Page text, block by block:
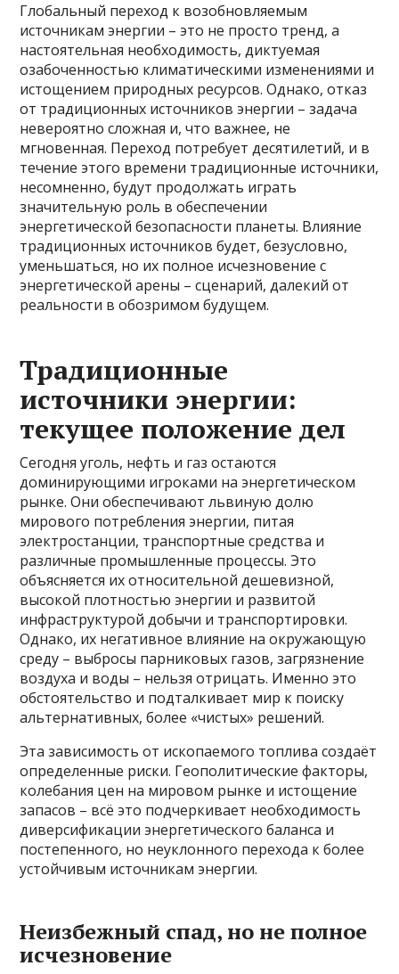
Глобальный переход к возобновляемым
источникам энергии – это не просто тренд, а
настоятельная необходимость, диктуемая
озабоченностью климатическими изменениями и
истощением природных ресурсов. Однако, отказ
от традиционных источников энергии – задача
невероятно сложная и, что важнее, не
мгновенная. Переход потребует десятилетий, и в
течение этого времени традиционные источники,
несомненно, будут продолжать играть
значительную роль в обеспечении
энергетической безопасности планеты. Влияние
традиционных источников будет, безусловно,
уменьшаться, но их полное исчезновение с
энергетической арены – сценарий, далекий от
реальности в обозримом будущем.
Традиционные
источники энергии:
текущее положение дел
Сегодня уголь, нефть и газ остаются
доминирующими игроками на энергетическом
рынке. Они обеспечивают львиную долю
мирового потребления энергии, питая
электростанции, транспортные средства и
различные промышленные процессы. Это
объясняется их относительной дешевизной,
высокой плотностью энергии и развитой
инфраструктурой добычи и транспортировки.
Однако, их негативное влияние на окружающую
среду – выбросы парниковых газов, загрязнение
воздуха и воды – нельзя отрицать. Именно это
обстоятельство и подталкивает мир к поиску
альтернативных, более «чистых» решений.
Эта зависимость от ископаемого топлива создаёт
определенные риски. Геополитические факторы,
колебания цен на мировом рынке и истощение
запасов – всё это подчеркивает необходимость
диверсификации энергетического баланса и
постепенного, но неуклонного перехода к более
устойчивым источникам энергии.
Неизбежный спад, но не полное
исчезновение